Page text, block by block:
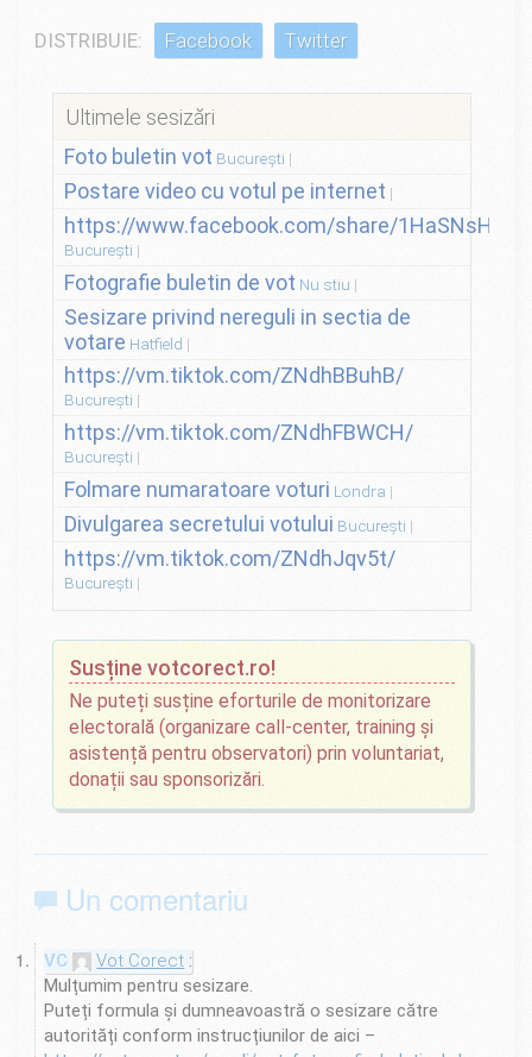
DISTRIBUIE: Facebook Twitter
Ultimele sesizări
Foto buletin vot București
Postare video cu votul pe internet
https://www.facebook.com/share/
București
Fotografie buletin de vot Nu stiu
Sesizare privind nereguli in sectia de
votare Hatfield
https://vm.tiktok.com/ZNdhBBuhB/
București
https://vm.tiktok.com/ZNdhFBWCH/
București
Folmare numaratoare voturi Londra
Divulgarea secretului votului București
https://vm.tiktok.com/ZNdhJqv5t/
București
Susține votcorect.ro!
Ne puteți susține eforturile de monitorizare
electorală (organizare call-center, training și
asistență pentru observatori) prin voluntariat,
donații sau sponsorizări.
Un comentariu
Vot Corect
Mulțumim pentru sesizare.
Puteți formula și dumneavoastră o sesizare către
autorități conform instrucțiunilor de aici –